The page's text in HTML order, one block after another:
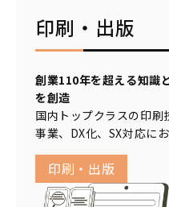
印刷・出版
創業110年を超える知識
を創造
国内トップクラスの印
事業、DX化、SX対応に
す。
印刷・出版